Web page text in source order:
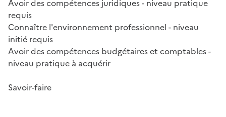
Avoir des compétences juridiques - niveau pratique
requis
Connaître l'environnement professionnel - niveau
initié requis
Avoir des compétences budgétaires et comptables -
niveau pratique à acquérir
Savoir-faire